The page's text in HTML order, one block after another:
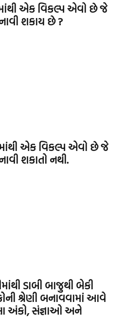
એક વિકલ્પ એવો છે જે
શકાય છે ?
એક વિકલ્પ એવો છે જે
શકાતો નથી.
ડાબી બાજુથી બેકી
શ્રેણી બનાવવામાં આવે
અંકો, સંજ્ઞાઓ અને